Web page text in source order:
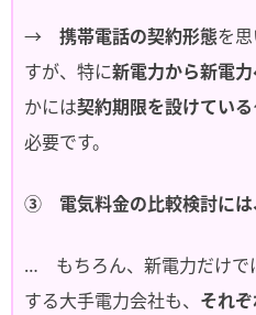
→ 携帯電話の契約形態を
すが、特に新電力から新電
かには契約期限を設けている
必要です。
③ 電気料金の比較検討には
… もちろん、新電力だけで
する大手電力会社も、 それ